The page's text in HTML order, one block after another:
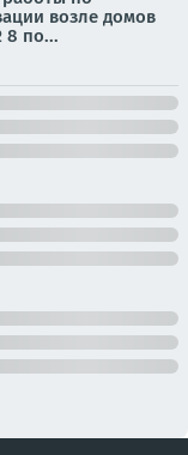
возле домов
по...